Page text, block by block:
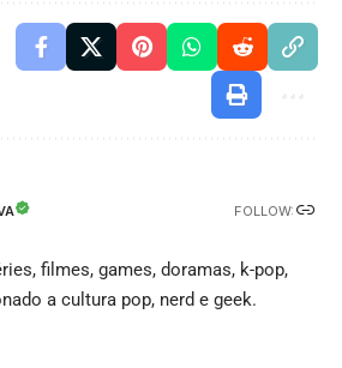
FOLLOW:
filmes, games, doramas, k-pop,
a cultura pop, nerd e geek.